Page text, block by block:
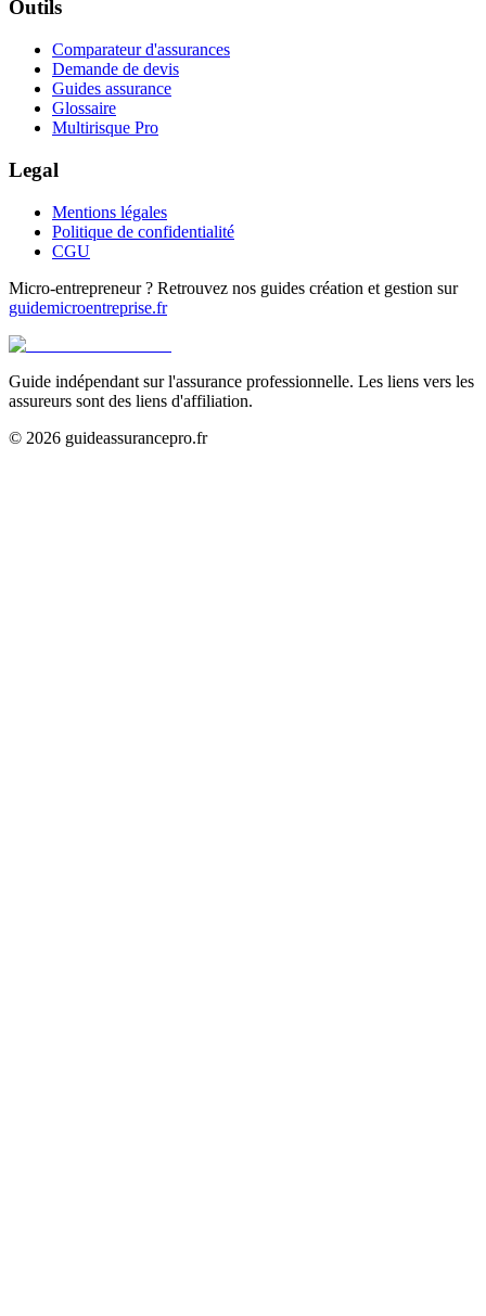
Outils
Comparateur d'assurances
Demande de devis
Guides assurance
Glossaire
Multirisque Pro
Legal
Mentions légales
Politique de confidentialité
CGU
Micro-entrepreneur ? Retrouvez nos guides création et gestion sur
guidemicroentreprise.fr
Guide indépendant sur l'assurance professionnelle. Les liens vers les
assureurs sont des liens d'affiliation.
© 2026 guideassurancepro.fr